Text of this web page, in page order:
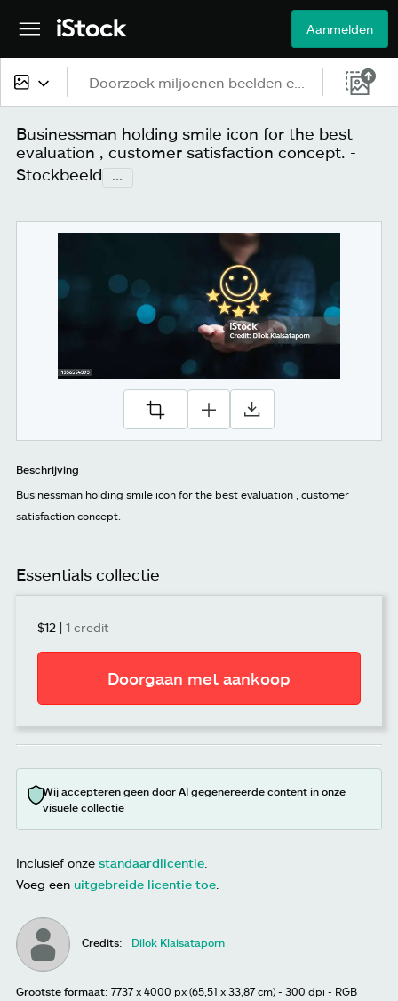
Aanmelden
Alle content
Vectorbestanden
Businessman holding smile icon for the best
evaluation , customer satisfaction concept. -
Stockbeeld
...
Beschrijving
Businessman holding smile icon for the best evaluation , customer
satisfaction concept.
Essentials collectie
$12 | 1 credit
Doorgaan met aankoop
Wij accepteren geen door AI gegenereerde content in onze
visuele collectie
Inclusief onze standaardlicentie
Voeg een uitgebreide licentie toe
Credits: Dilok Klaisataporn
Grootste formaat: 7737 x 4000 px (65,51 x 33,87 cm) - 300 dpi - RGB